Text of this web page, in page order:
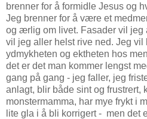
brenner for å formidle Jesus og
Jeg brenner for å være et
og ærlig om livet. Fasader vil jeg
vil jeg aller helst rive ned. Jeg vil
ydmykheten og ektheten hos
det er det man kommer lengst
gang på gang - jeg faller, jeg
anlagt, blir både sint og frustrert,
monstermamma, har mye frykt i
lite gla i å bli korrigert - men det